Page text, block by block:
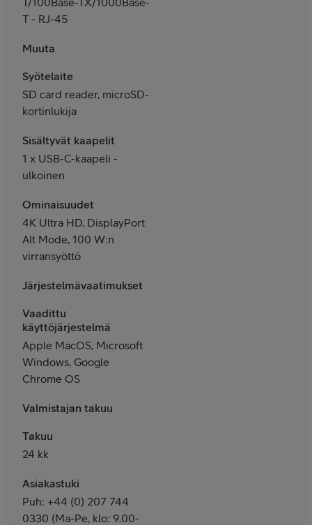
T - RJ-45
Muuta
Syötelaite
SD card reader, microSD-
kortinlukija
Sisältyvät kaapelit
1 x USB-C-kaapeli -
ulkoinen
Ominaisuudet
4K Ultra HD, DisplayPort
Alt Mode, 100 W:n
virransyöttö
Järjestelmävaatimukset
Vaadittu
käyttöjärjestelmä
Apple MacOS, Microsoft
Windows, Google
Chrome OS
Valmistajan takuu
Takuu
24 kk
Asiakastuki
Puh: +44 (0) 207 744
0330 (Ma-Pe, klo: 9.00-